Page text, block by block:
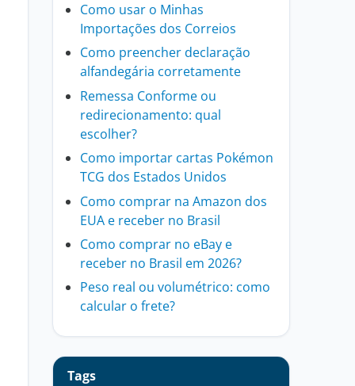
Como usar o Minhas
Importações dos Correios
Como preencher declaração
alfandegária corretamente
Remessa Conforme ou
redirecionamento: qual
escolher?
Como importar cartas Pokémon
TCG dos Estados Unidos
Como comprar na Amazon dos
EUA e receber no Brasil
Como comprar no eBay e
receber no Brasil em 2026?
Peso real ou volumétrico: como
calcular o frete?
Tags